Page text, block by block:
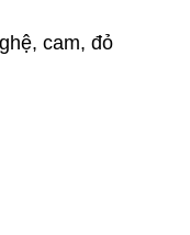
cam, đỏ